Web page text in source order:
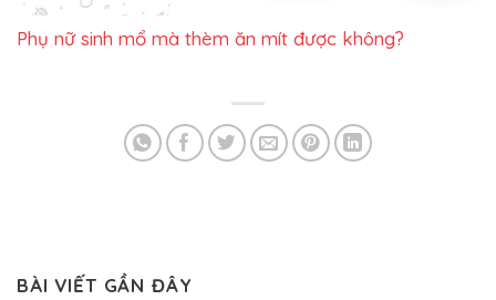
Phụ nữ sinh mổ mà thèm ăn mít được không?
BÀI VIẾT GẦN ĐÂY